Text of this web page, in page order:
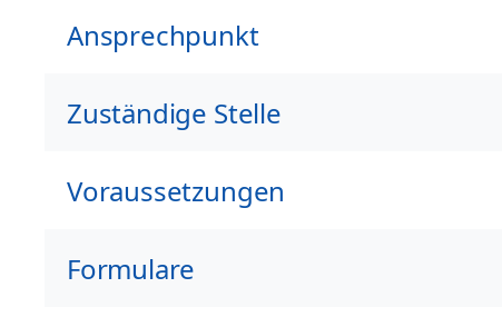
Ansprechpunkt
Zuständige Stelle
Voraussetzungen
Formulare